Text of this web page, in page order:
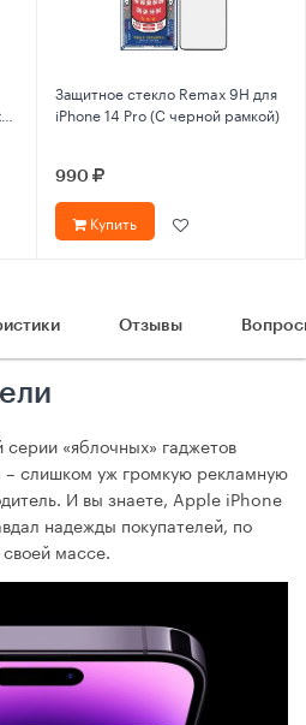
Защитное стекло Remax 9Н для
iPhone 14 Pro (С черной рамкой)
990
Купить
Отзывы
«яблочных» гаджетов
– слишком уж громкую рекламную
И вы знаете, Apple iPhone
надежды покупателей, по
массе.